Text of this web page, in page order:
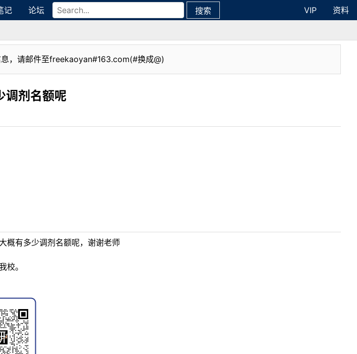
记 论坛 搜索 VIP
资料
，请邮件至freekaoyan#163.com(#换成@)
调剂名额呢
概有多少调剂名额呢，谢谢老师
校。